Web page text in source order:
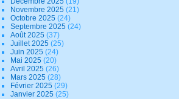
Novembre 2025 (21)
Octobre 2025 (24)
Septembre 2025 (24)
Août 2025 (37)
Juillet 2025 (25)
Juin 2025 (24)
Mai 2025 (20)
Avril 2025 (26)
Mars 2025 (28)
Février 2025 (29)
Janvier 2025 (25)